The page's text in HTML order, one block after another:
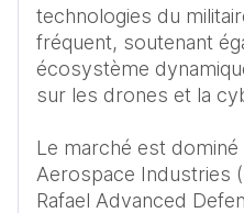
technologies du
fréquent, soutenant
écosystème
sur les drones et la
Le marché est
Aerospace Industries
Rafael Advanced